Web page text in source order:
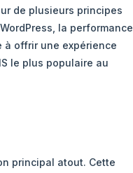
de plusieurs principes
la performance
à offrir une expérience
le plus populaire au
principal atout. Cette